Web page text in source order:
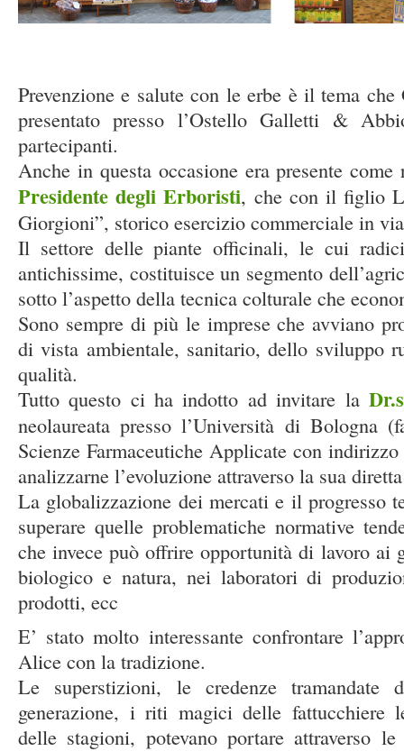
Prevenzione e salute con le erbe è il tema
presentato presso l’Ostello Galletti &
partecipanti.
Anche in questa occasione era presente
Presidente degli Erboristi, che con il figlio
Giorgioni”, storico esercizio commerciale in
Il settore delle piante officinali, le cui
antichissime, costituisce un segmento
sotto l’aspetto della tecnica colturale che
Sono sempre di più le imprese che avviano
di vista ambientale, sanitario, dello sviluppo
qualità.
Tutto questo ci ha indotto ad invitare la
neolaureata presso l’Università di Bologna
Scienze Farmaceutiche Applicate con
analizzarne l’evoluzione attraverso la sua
La globalizzazione dei mercati e il progresso
superare quelle problematiche normative
che invece può offrire opportunità di lavoro ai
biologico e natura, nei laboratori di
prodotti, ecc
E’ stato molto interessante confrontare
Alice con la tradizione.
Le superstizioni, le credenze tramandate
generazione, i riti magici delle fattucchiere
delle stagioni, potevano portare attraverso